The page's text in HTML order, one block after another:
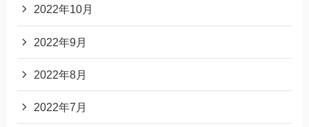
2022年10月
2022年9月
2022年8月
2022年7月